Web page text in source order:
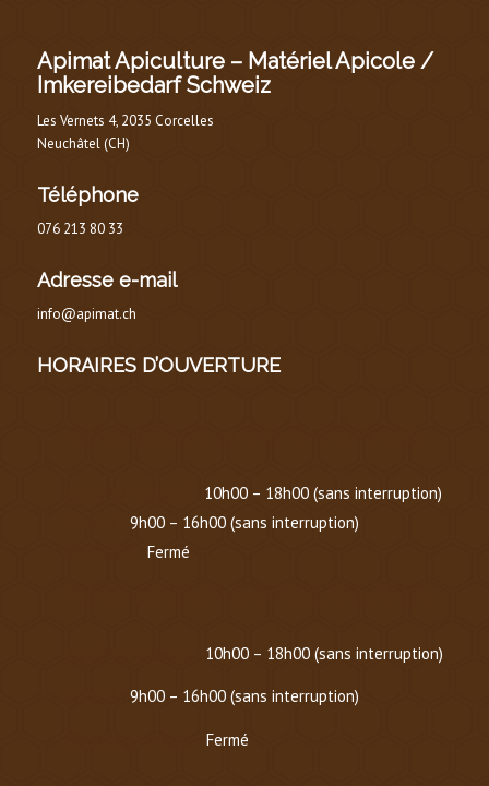
Apimat Apiculture – Matériel Apicole /
Imkereibedarf Schweiz
Les Vernets 4, 2035 Corcelles
Neuchâtel (CH)
Téléphone
076 213 80 33
Adresse e-mail
info@apimat.ch
HORAIRES D’OUVERTURE
10h00 – 18h00 (sans interruption)
9h00 – 16h00 (sans interruption)
Fermé
10h00 – 18h00 (sans interruption)
9h00 – 16h00 (sans interruption)
Fermé